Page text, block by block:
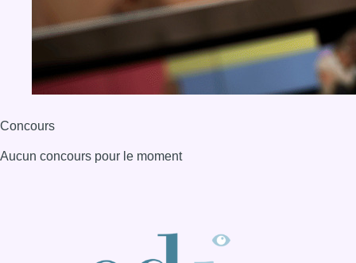
Concours
Aucun concours pour le moment